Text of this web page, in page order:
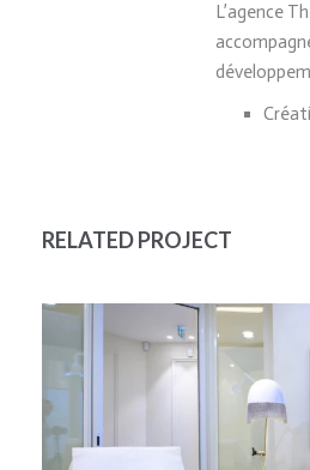
L’agence
RELATED PROJECT
RÉALISATION DU SITE
MÉDICAL D’ÉPILATION
CENTRE LASER ESTHÉTIQUE